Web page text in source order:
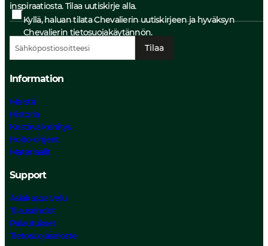
inspiraatiosta. Tilaa uutiskirje alla.
Kyllä, haluan tilata Chevalierin uutiskirjeen ja hyväksyn
Chevalierin tietosuojakäytännön.
Tilaa
Information
Meistä
Historia
Kestävä kehitys
Hoito-ohjeet
Materiaalit
Support
Asiakaspalvelu
Tilausehdot
Palautukset
Tietosuojaseloste